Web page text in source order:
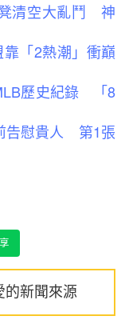
清空大亂鬥 神
「2熱潮」衝巔
歷史紀錄 「8
告慰貴人 第1張
的新聞來源